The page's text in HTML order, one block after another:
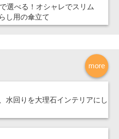
選べる！オシャレでスリム
し用の傘立て
more
水回りを大理石インテリアにし